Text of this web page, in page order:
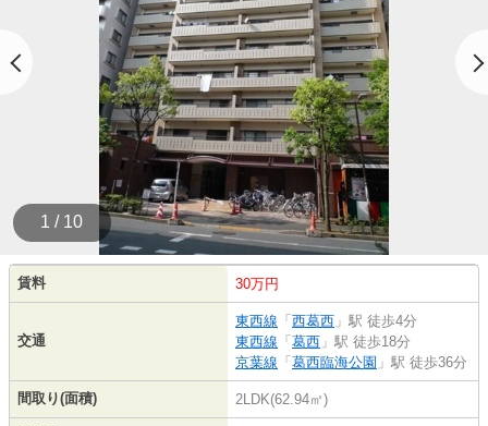
1 / 10
賃料 30万円
交通
東西線 「 西葛西 」駅 徒歩4分
東西線 「 葛西 」駅 徒歩18分
京葉線 「 葛西臨海公園 」駅 徒歩36分
間取り(面積) 2LDK(62.94㎡)